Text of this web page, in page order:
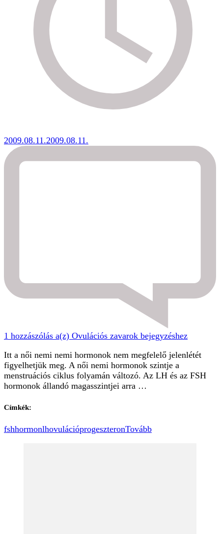
2009.08.11.2009.08.11.
1 hozzászólás a(z) Ovulációs zavarok bejegyzéshez
Itt a női nemi nemi hormonok nem megfelelő jelenlétét
figyelhetjük meg. A női nemi hormonok szintje a
menstruációs ciklus folyamán változó. Az LH és az FSH
hormonok állandó magasszintjei arra …
Címkék:
fshhormonlhovulációprogeszteronTovább